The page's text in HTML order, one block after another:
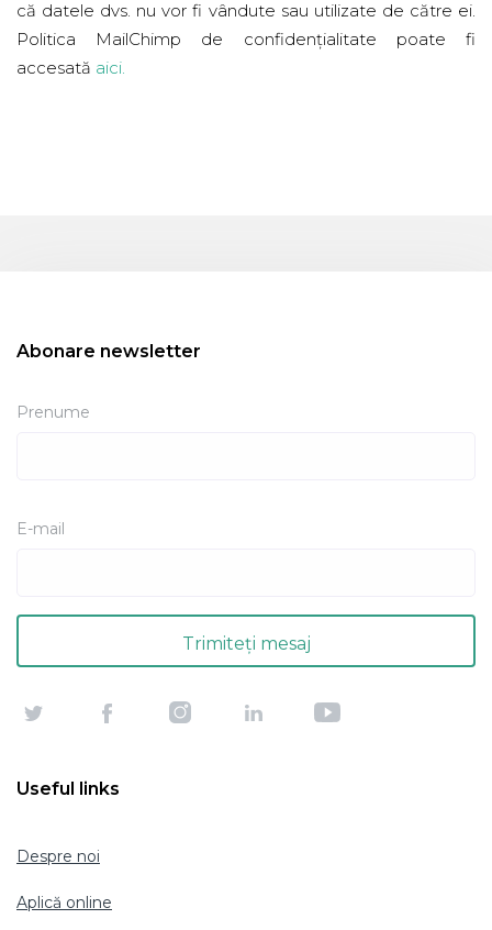
că datele dvs. nu vor fi vândute sau utilizate de către ei.
Politica MailChimp de confidențialitate poate fi
accesată aici.
Abonare newsletter
Prenume
E-mail
Useful links
Despre noi
Aplică online